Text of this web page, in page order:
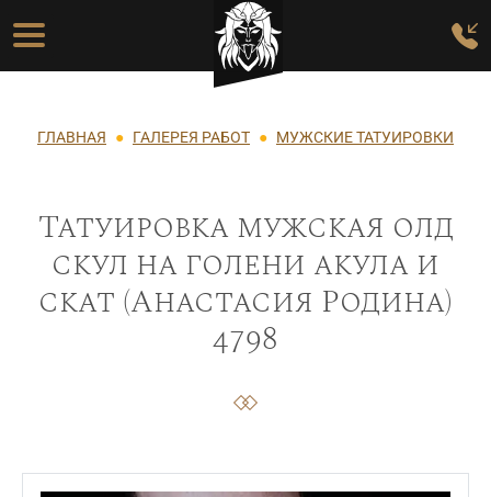
Перейти к основному содержанию
Основная навигация
Строка навигации
ГЛАВНАЯ ГАЛЕРЕЯ РАБОТ МУЖСКИЕ ТАТУИРОВКИ
Татуировка мужская олд
скул на голени акула и
скат (Анастасия Родина)
4798